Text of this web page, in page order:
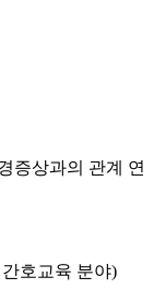
증상과의 관계 연
호교육 분야)